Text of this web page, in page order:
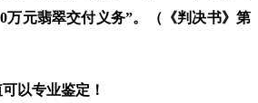
万元翡翠交付义务”。（《判决书》第
以专业鉴定！